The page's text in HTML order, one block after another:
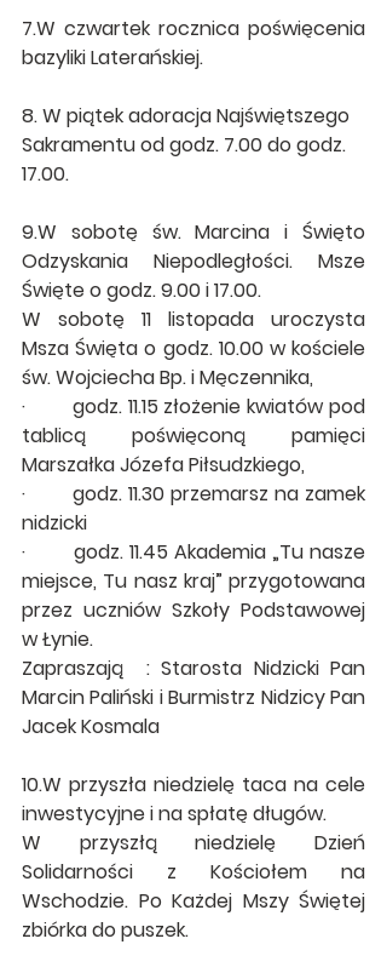
7.W czwartek rocznica poświęcenia
bazyliki Laterańskiej.
8. W piątek adoracja Najświętszego
Sakramentu od godz. 7.00 do godz.
17.00.
9.W sobotę św. Marcina i Święto
Odzyskania Niepodległości. Msze
Święte o godz. 9.00 i 17.00.
W sobotę 11 listopada uroczysta
Msza Święta o godz. 10.00 w kościele
św. Wojciecha Bp. i Męczennika,
· godz. 11.15 złożenie kwiatów pod
tablicą poświęconą pamięci
Marszałka Józefa Piłsudzkiego,
· godz. 11.30 przemarsz na zamek
nidzicki
· godz. 11.45 Akademia „Tu nasze
miejsce, Tu nasz kraj” przygotowana
przez uczniów Szkoły Podstawowej
w Łynie.
Zapraszają  : Starosta Nidzicki Pan
Marcin Paliński i Burmistrz Nidzicy Pan
Jacek Kosmala
10.W przyszła niedzielę taca na cele
inwestycyjne i na spłatę długów.
W przyszłą niedzielę Dzień
Solidarności z Kościołem na
Wschodzie. Po Każdej Mszy Świętej
zbiórka do puszek.